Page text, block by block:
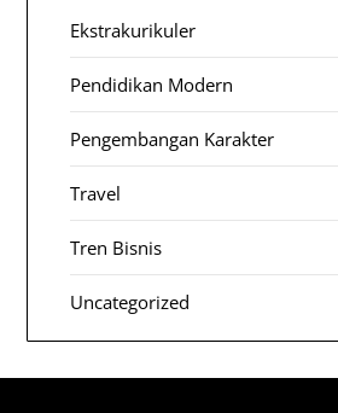
Ekstrakurikuler
Pendidikan Modern
Pengembangan Karakter
Travel
Tren Bisnis
Uncategorized